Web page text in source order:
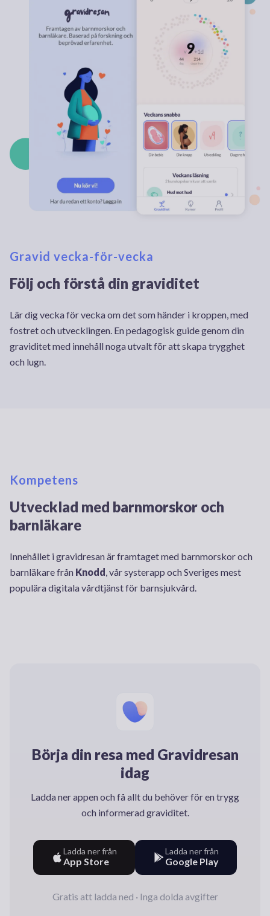
Gravid vecka-för-vecka
Följ och förstå din graviditet
Lär dig vecka för vecka om det som händer i kroppen, med
fostret och utvecklingen. En pedagogisk guide genom din
graviditet med innehåll noga utvalt för att skapa trygghet
och lugn.
Kompetens
Utvecklad med barnmorskor och
barnläkare
Innehållet i gravidresan är framtaget med barnmorskor och
barnläkare från Knodd , vår systerapp och Sveriges mest
populära digitala vårdtjänst för barnsjukvård.
Börja din resa med Gravidresan
idag
Ladda ner appen och få allt du behöver för en trygg
och informerad graviditet.
Ladda ner från
App Store
Ladda ner från
Google Play
Gratis att ladda ned · Inga dolda avgifter